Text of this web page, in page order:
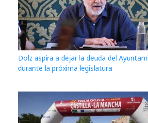
Dolz aspira a dejar la deuda del
durante la próxima legislatura